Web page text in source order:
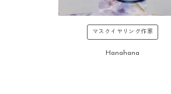
マスクイヤリング作家
Hanahana